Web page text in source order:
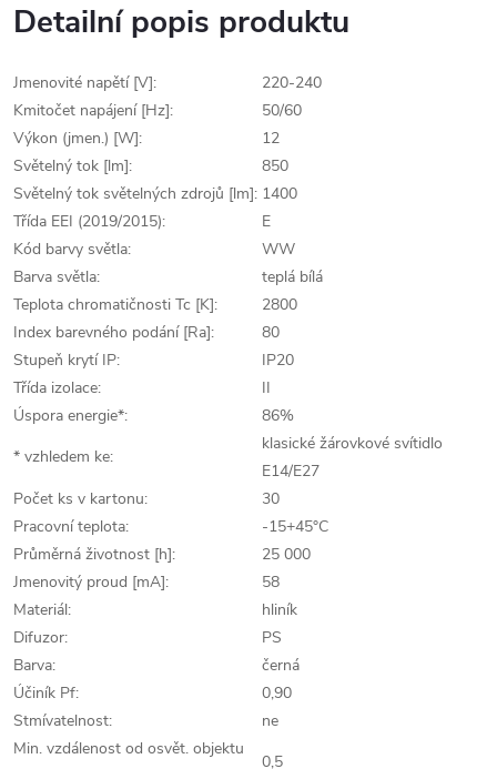
Detailní popis produktu
Jmenovité napětí [V]:
220-240
Kmitočet napájení [Hz]:
50/60
Výkon (jmen.) [W]:
12
Světelný tok [lm]:
850
Světelný tok světelných zdrojů [lm]: 1400
Třída EEI (2019/2015):
E
Kód barvy světla:
WW
Barva světla:
teplá bílá
Teplota chromatičnosti Tc [K]:
2800
Index barevného podání [Ra]:
80
Stupeň krytí IP:
IP20
Třída izolace:
II
Úspora energie*:
86%
* vzhledem ke:
klasické žárovkové svítidlo
E14/E27
Počet ks v kartonu:
30
Pracovní teplota:
-15+45°C
Průměrná životnost [h]:
25 000
Jmenovitý proud [mA]:
58
Materiál:
hliník
Difuzor:
PS
Barva:
černá
Účiník Pf:
0,90
Stmívatelnost:
ne
Min. vzdálenost od osvět. objektu
0,5